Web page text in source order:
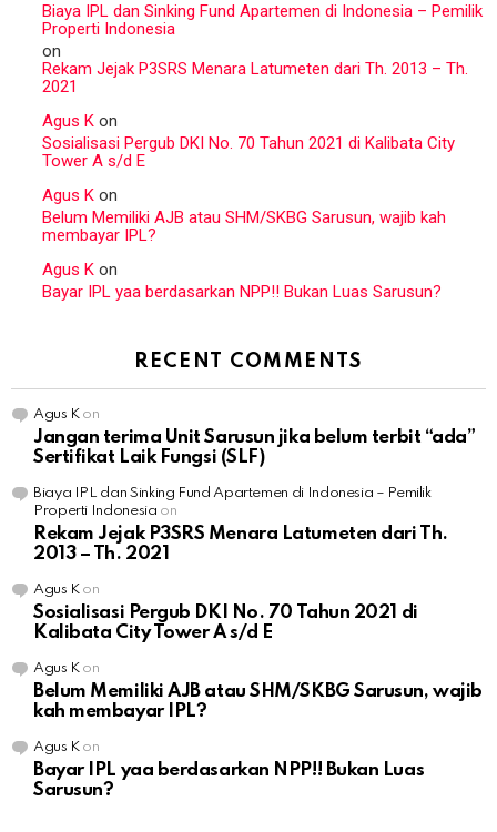
Biaya IPL dan Sinking Fund Apartemen di Indonesia – Pemilik
Properti Indonesia
on
Rekam Jejak P3SRS Menara Latumeten dari Th. 2013 – Th.
2021
Agus K on
Sosialisasi Pergub DKI No. 70 Tahun 2021 di Kalibata City
Tower A s/d E
Agus K on
Belum Memiliki AJB atau SHM/SKBG Sarusun, wajib kah
membayar IPL?
Agus K on
Bayar IPL yaa berdasarkan NPP!! Bukan Luas Sarusun?
RECENT COMMENTS
Agus Kon
Jangan terima Unit Sarusun jika belum terbit “ada”
Sertifikat Laik Fungsi (SLF)
Biaya IPL dan Sinking Fund Apartemen di Indonesia – Pemilik
Properti Indonesia on
Rekam Jejak P3SRS Menara Latumeten dari Th.
2013 – Th. 2021
Agus Kon
Sosialisasi Pergub DKI No. 70 Tahun 2021 di
Kalibata City Tower A s/d E
Agus Kon
Belum Memiliki AJB atau SHM/SKBG Sarusun, wajib
kah membayar IPL?
Agus Kon
Bayar IPL yaa berdasarkan NPP!! Bukan Luas
Sarusun?